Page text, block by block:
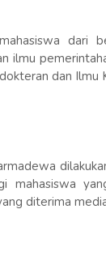
dari
ilmu
dan Ilmu
mahasiswa
diterima